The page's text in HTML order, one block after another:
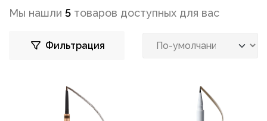
Мы нашли 5 товаров доступных для вас
Фильтрация